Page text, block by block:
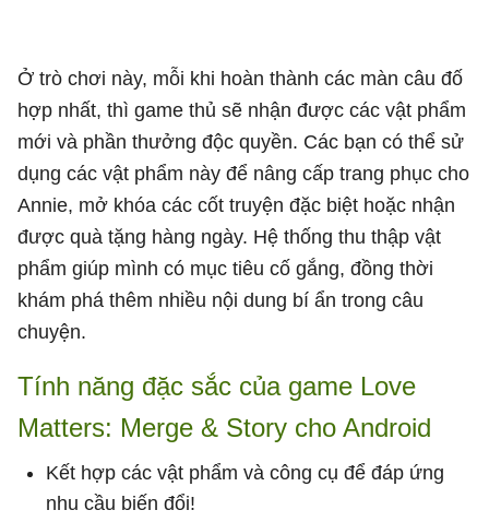
Ở trò chơi này, mỗi khi hoàn thành các màn câu đố
hợp nhất, thì game thủ sẽ nhận được các vật phẩm
mới và phần thưởng độc quyền. Các bạn có thể sử
dụng các vật phẩm này để nâng cấp trang phục cho
Annie, mở khóa các cốt truyện đặc biệt hoặc nhận
được quà tặng hàng ngày. Hệ thống thu thập vật
phẩm giúp mình có mục tiêu cố gắng, đồng thời
khám phá thêm nhiều nội dung bí ẩn trong câu
chuyện.
Tính năng đặc sắc của game Love
Matters: Merge & Story cho Android
Kết hợp các vật phẩm và công cụ để đáp ứng
nhu cầu biến đổi!